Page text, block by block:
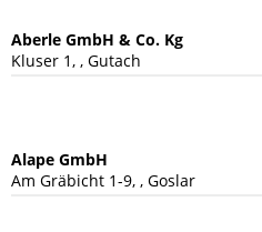
Aberle GmbH & Co. Kg
Kluser 1, , Gutach
Alape GmbH
Am Gräbicht 1-9, , Goslar